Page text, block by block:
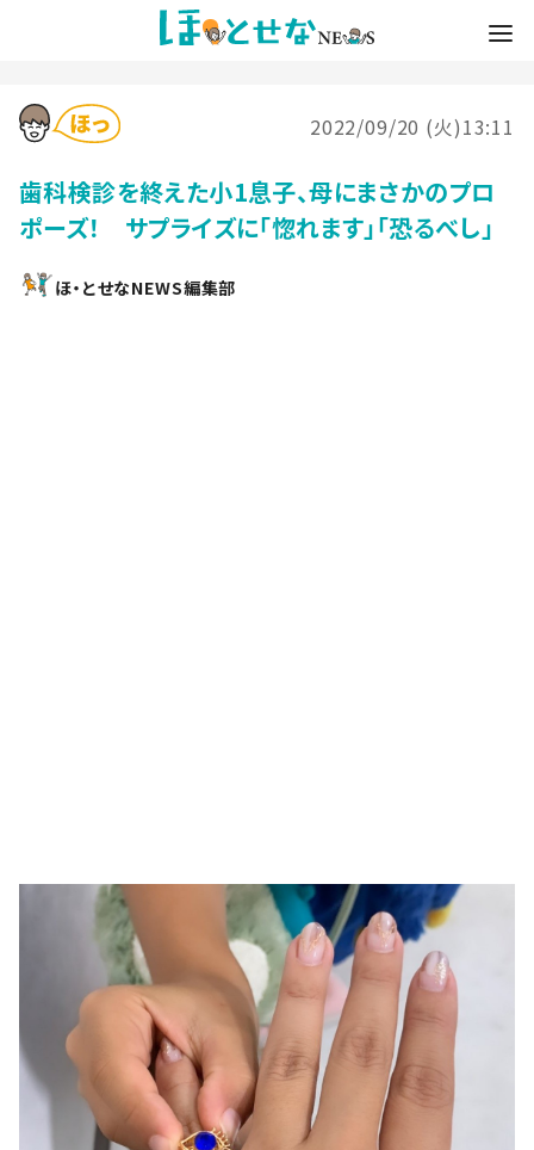
2022/09/20 (火)13:11
歯科検診を終えた小1息子、母にまさかのプロ
ポーズ！ サプライズに「惚れます」「恐るべし」
ほ・とせなNEWS編集部